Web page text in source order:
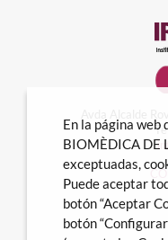
En la página web
BIOMÈDICA DE
exceptuadas,
Puede aceptar
botón “Aceptar
botón